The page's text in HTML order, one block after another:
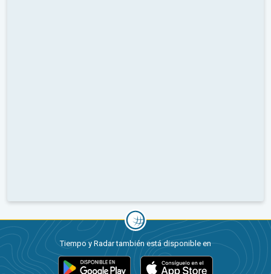
Tiempo y Radar también está disponible en